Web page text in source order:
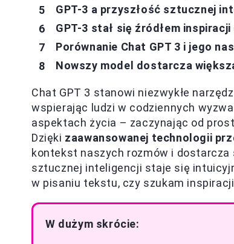
GPT-3 a przyszłość sztucznej
GPT-3 stał się źródłem
Porównanie Chat GPT 3 i jego
Nowszy model dostarcza
Chat GPT 3 stanowi niezwykłe
wspierając ludzi w codziennych
aspektach życia – zaczynając od
Dzięki zaawansowanej technologii
kontekst naszych rozmów i
sztucznej inteligencji staje się
w pisaniu tekstu, czy szukam
W dużym skrócie: